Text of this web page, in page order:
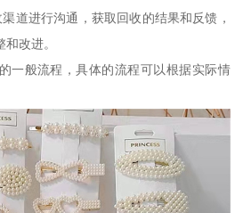
道进行沟通，获取回收的结果和反馈，
改进。
一般流程，具体的流程可以根据实际情